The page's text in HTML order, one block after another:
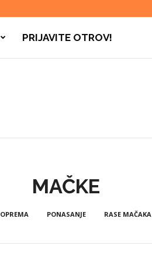
PRIJAVITE OTROV!
MAČKE
OPREMA PONASANJE RASE MAČAKA